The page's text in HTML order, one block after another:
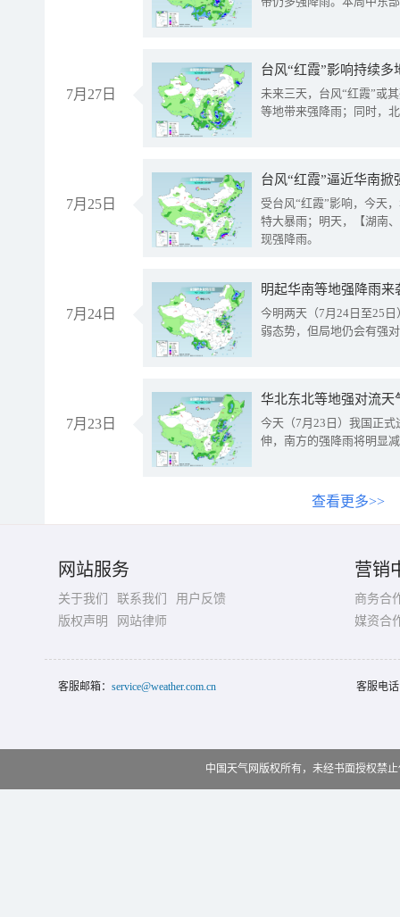
7月27日
台风“红霞”影响持续
未来三天，台风“红霞”或
等地带来强降雨；同时，
7月25日
台风“红霞”逼近华南
受台风“红霞”影响，今天
特大暴雨；明天，【湖南
现强降雨。
7月24日
明起华南等地强降雨
今明两天（7月24日至25
弱态势，但局地仍会有强
7月23日
华北东北等地强对流天
今天（7月23日）我国正
伸，南方的强降雨将明显
查看更多>>
网站服务
关于我们 联系我们
用户反馈
版权声明
网站律师
营销
商务合
媒资合
客服邮箱： service@weather.com.cn 客服电
中国天气网版权所有，未经书面授权